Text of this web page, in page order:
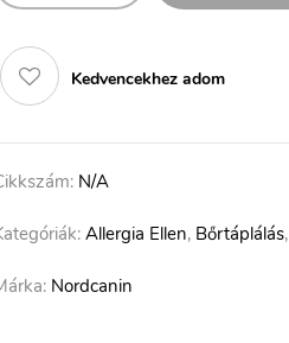
Kedvencekhez adom
N/A
Allergia Ellen, Bőrtáplálás,
Nordcanin